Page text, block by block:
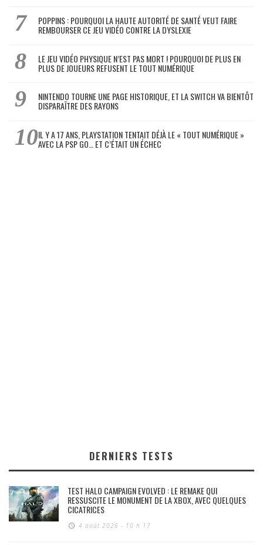
POPPINS : POURQUOI LA HAUTE AUTORITÉ DE SANTÉ VEUT FAIRE
REMBOURSER CE JEU VIDÉO CONTRE LA DYSLEXIE
LE JEU VIDÉO PHYSIQUE N’EST PAS MORT ! POURQUOI DE PLUS EN
PLUS DE JOUEURS REFUSENT LE TOUT NUMÉRIQUE
NINTENDO TOURNE UNE PAGE HISTORIQUE, ET LA SWITCH VA BIENTÔT
DISPARAÎTRE DES RAYONS
IL Y A 17 ANS, PLAYSTATION TENTAIT DÉJÀ LE « TOUT NUMÉRIQUE »
AVEC LA PSP GO… ET C’ÉTAIT UN ÉCHEC
DERNIERS TESTS
TEST HALO CAMPAIGN EVOLVED : LE REMAKE QUI
RESSUSCITE LE MONUMENT DE LA XBOX, AVEC QUELQUES
CICATRICES
4 août 2026 - 10 h 17